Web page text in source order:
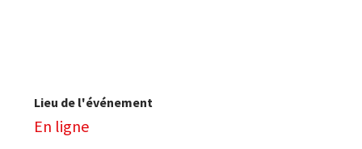
Lieu de l'événement
En ligne